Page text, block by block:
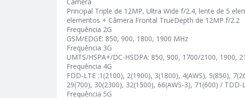
Principal Triple de 12MP, Ultra Wide f/2.4, lente de 5
elementos + Câmera Frontal TrueDepth de 12MP f/2.2
Frequência 2G
GSM/EDGE: 850, 900, 1800, 1900 MHz
Frequência 3G
UMTS/HSPA+/DC-HSDPA: 850, 900, 1700/2100, 1900,
Frequência 4G
FDD-LTE :1(2100), 2(1900), 3(1800), 4(AWS), 5(850),
29(700), 30(2300), 32(1500), 66(AWS-3), 71(600) /
Frequência 5G